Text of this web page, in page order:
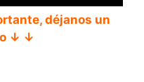
déjanos un
↓ ↓